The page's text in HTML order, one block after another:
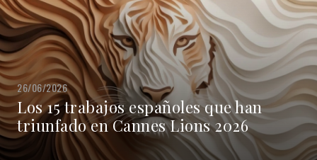
26/06/2026
Los 15 trabajos españoles que han
triunfado en Cannes Lions 2026